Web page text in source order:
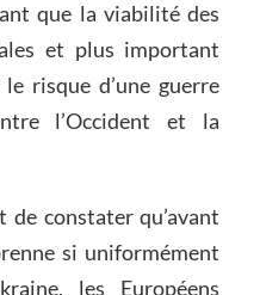
que la viabilité des
et plus important
risque d’une guerre
l’Occident et la
constater qu’avant
si uniformément
les Européens